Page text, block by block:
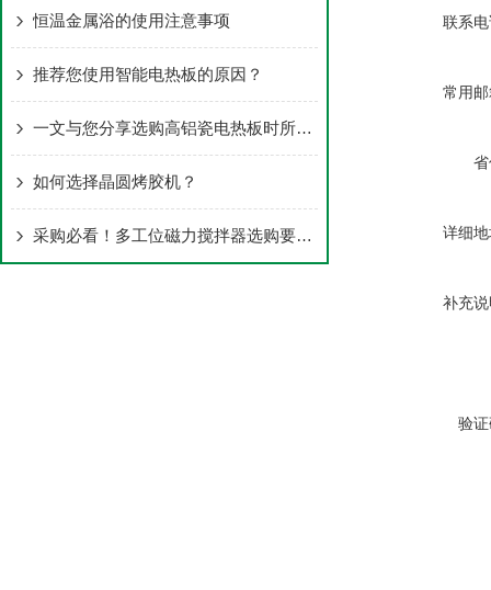
恒温金属浴的使用注意事项
推荐您使用智能电热板的原因？
一文与您分享选购高铝瓷电热板时所需要考虑的关键因素
如何选择晶圆烤胶机？
采购必看！多工位磁力搅拌器选购要点与注意事项
联系
常用
详细
补充
验